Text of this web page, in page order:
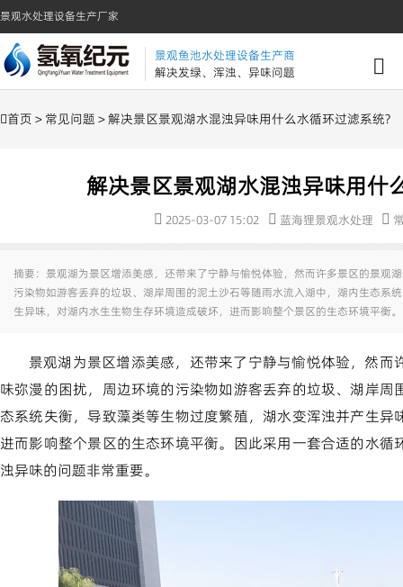
景观水处理设备生产厂家
景观鱼池水处理设备生产商
解决发绿、浑浊、异味问题
首页 > 常见问题 > 解决景区景观湖水混浊异味用什么水循环过滤系统?
解决景区景观湖水混浊异味用什
2025-03-07 15:02 蓝海狸景观水处理
摘要：景观湖为景区增添美感，还带来了宁静与愉悦体验，然而许多景区的景观
污染物如游客丢弃的垃圾、湖岸周围的泥土沙石等随雨水流入湖中，湖内生态系
生异味，对湖内水生生物生存环境造成破坏，进而影响整个景区的生态环境平衡
景观湖为景区增添美感，还带来了宁静与愉悦体验，然
味弥漫的困扰，周边环境的污染物如游客丢弃的垃圾、湖岸
态系统失衡，导致藻类等生物过度繁殖，湖水变浑浊并产生
进而影响整个景区的生态环境平衡。因此采用一套合适的水
浊异味的问题非常重要。